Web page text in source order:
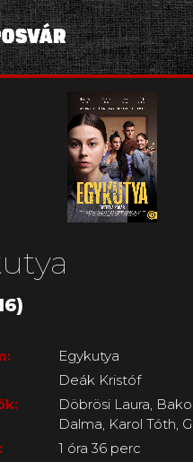
Egykutya
Deák Kristóf
Döbrösi Laura,
Dalma, Karol Tóth,
1 óra 36 perc